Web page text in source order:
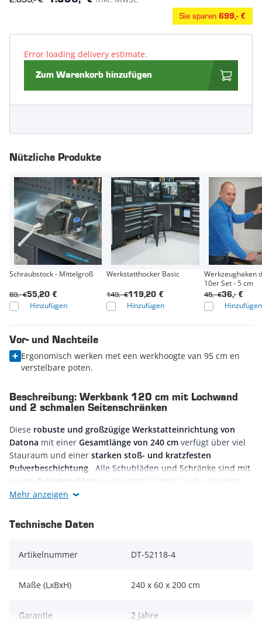
Sie sparen 699,- €
Error loading delivery estimate.
Zum Warenkorb hinzufügen
Nützliche Produkte
Schraubstock - Mittelgroß
55,20 €
69,- €
Hinzufügen
Werkstatthocker Basic
119,20 €
149,- €
Hinzufügen
Werkzeughaken
10er Set - 5 cm
36,- €
45,- €
Hinzufügen
Vor- und Nachteile
Ergonomisch werken met een werkhoogte van 95 cm en
verstelbare poten.
Beschreibung: Werkbank 120 cm mit Lochwand
und 2 schmalen Seitenschränken
Diese robuste und großzügige Werkstatteinrichtung von
Datona mit einer Gesamtlänge von 240 cm verfügt über viel
Stauraum und einer starken stoß- und kratzfesten
Pulverbeschichtung. Alle Schubläden und Schränke sind mit
einem Zylinderschloss
ausgestattet, damit Sie Ihr gesamtes
Werkzeug sicher aufbewahren können. Für Stabilät sorgen
Boden aus.
Ideal sowohl für Profis als auch für
DieWerkbankbesteht aus einemSchubladenschrank
mit Türund Regal, einer 4 cm dicken Arbeitsplatte
Mehr anzeigen
Technische Daten
Artikelnummer DT-52118-4
Maße (LxBxH) 240 x 60 x 200 cm
Garantie 2 Jahre